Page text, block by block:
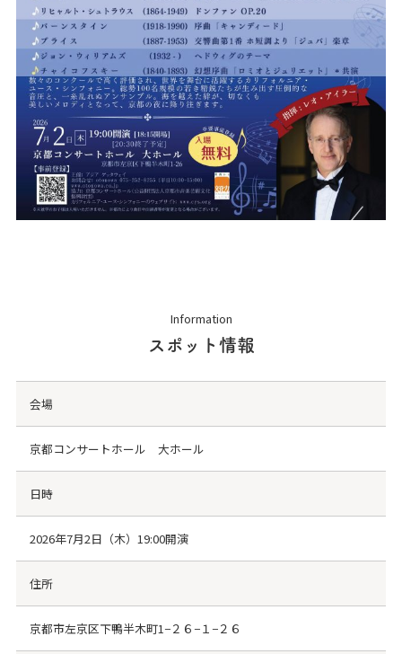
Information
スポット情報
会場
京都コンサートホール 大ホール
日時
2026年7月2日（木）19:00開演
住所
京都市左京区下鴨半木町1−２６−１−２６